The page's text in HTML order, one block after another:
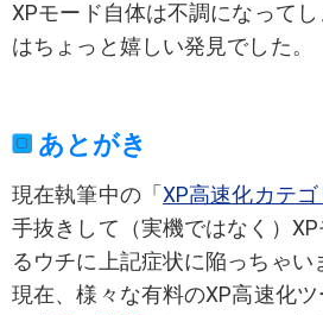
XPモード自体は不調になって
はちょっと嬉しい発見でした。
あとがき
現在執筆中の「 XP高速化カテゴ
手抜きして（実機ではなく）
るウチに上記症状に陥っちゃい
現在、様々な有料のXP高速化